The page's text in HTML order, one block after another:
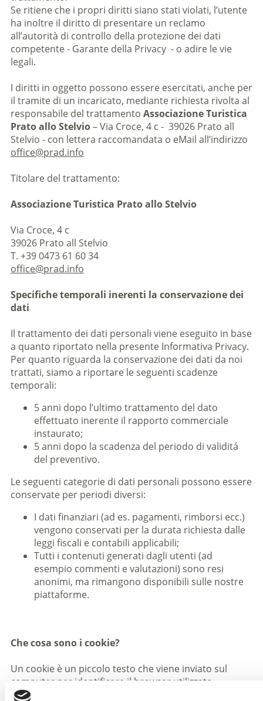
Se ritiene che i propri diritti siano stati violati, l’utente
ha inoltre il diritto di presentare un reclamo
all’autorità di controllo della protezione dei dati
competente - Garante della Privacy - o adire le vie
legali.
I diritti in oggetto possono essere esercitati, anche per
il tramite di un incaricato, mediante richiesta rivolta al
responsabile del trattamento Associazione Turistica
Prato allo Stelvio– Via Croce, 4 c - 39026 Prato all
Stelvio - con lettera raccomandata o eMail all’indirizzo
office@prad.info
Titolare del trattamento:
Associazione Turistica Prato allo Stelvio
Via Croce, 4 c
39026 Prato all Stelvio
T. +39 0473 61 60 34
office@prad.info
Specifiche temporali inerenti la conservazione dei
dati
Il trattamento dei dati personali viene eseguito in base
a quanto riportato nella presente Informativa Privacy.
Per quanto riguarda la conservazione dei dati da noi
trattati, siamo a riportare le seguenti scadenze
temporali:
5 anni dopo l’ultimo trattamento del dato
effettuato inerente il rapporto commerciale
instaurato;
5 anni dopo la scadenza del periodo di validitá
del preventivo.
Le seguenti categorie di dati personali possono essere
conservate per periodi diversi:
I dati finanziari (ad es. pagamenti, rimborsi ecc.)
vengono conservati per la durata richiesta dalle
leggi fiscali e contabili applicabili;
Tutti i contenuti generati dagli utenti (ad
esempio commenti e valutazioni) sono resi
anonimi, ma rimangono disponibili sulle nostre
piattaforme.
Che cosa sono i cookie?
Un cookie è un piccolo testo che viene inviato sul
computer per identificare il browser utilizzato
dall’utente o per salvare informazioni e impostazioni